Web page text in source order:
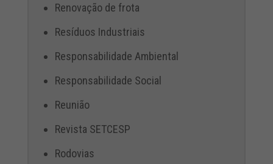
Renovação de frota
Resíduos Industriais
Responsabilidade Ambiental
Responsabilidade Social
Reunião
Revista SETCESP
Rodovias